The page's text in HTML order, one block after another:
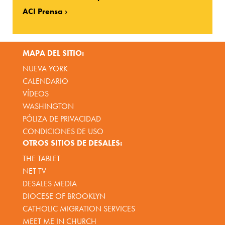
ACI Prensa
MAPA DEL SITIO:
NUEVA YORK
CALENDARIO
VÍDEOS
WASHINGTON
PÓLIZA DE PRIVACIDAD
CONDICIONES DE USO
OTROS SITIOS DE DESALES:
THE TABLET
NET TV
DESALES MEDIA
DIOCESE OF BROOKLYN
CATHOLIC MIGRATION SERVICES
MEET ME IN CHURCH